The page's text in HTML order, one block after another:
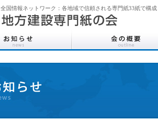
全国情報ネットワーク：各地域で信頼される専門紙33紙で構成